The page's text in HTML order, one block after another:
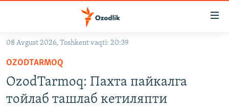
Асосий
навигацияга
ўтинг
Қидиришга
OZODVIDEO
OZODARXIV
08 Avgust 2026, Toshkent vaqti: 20:39
OZODTARMOQ
OzodTarmoq: Пахта пайкалга
тойлаб ташлаб кетиляпти